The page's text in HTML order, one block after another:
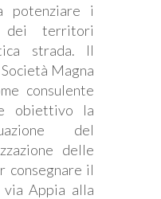
potenziare i
dei territori
strada. Il
Magna
consulente
obiettivo la
del
delle
consegnare il
via Appia alla